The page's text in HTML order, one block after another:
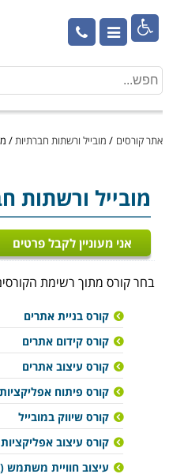

אתר קורסים / מובייל ורשתות חברתיות/
מובייל ורשתות
אני מעוניין לקבל פרטים
בחר קורס מתוך רשימת
קורס בניית אתרים
קורס קידום אתרים
קורס עיצוב אתרים
קורס פיתוח אפליקציות
קורס שיווק במובייל
קורס עיצוב אפליקציות
עיצוב חוויית משתמש (UI/UX)